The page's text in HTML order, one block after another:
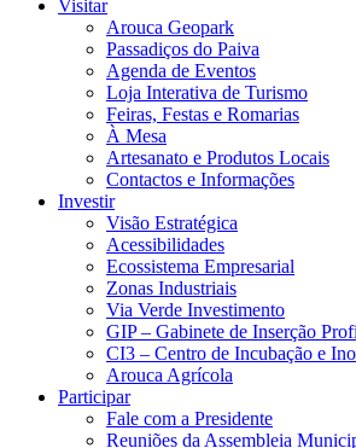
Visitar
Arouca Geopark
Passadiços do Paiva
Agenda de Eventos
Loja Interativa de Turismo
Feiras, Festas e Romarias
À Mesa
Artesanato e Produtos Locais
Contactos e Informações
Investir
Visão Estratégica
Acessibilidades
Ecossistema Empresarial
Zonas Industriais
Via Verde Investimento
GIP – Gabinete de Inserção
CI3 – Centro de Incubação e
Arouca Agrícola
Participar
Fale com a Presidente
Reuniões da Assembleia